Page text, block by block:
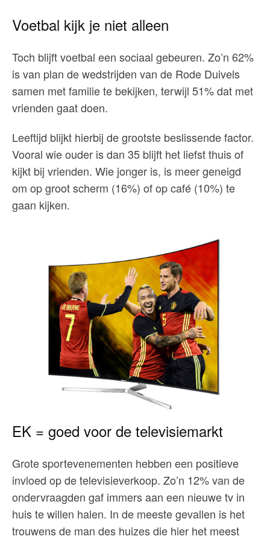
Voetbal kijk je niet alleen
Toch blijft voetbal een sociaal gebeuren. Zo’n 62%
is van plan de wedstrijden van de Rode Duivels
samen met familie te bekijken, terwijl 51% dat met
vrienden gaat doen.
Leeftijd blijkt hierbij de grootste beslissende factor.
Vooral wie ouder is dan 35 blijft het liefst thuis of
kijkt bij vrienden. Wie jonger is, is meer geneigd
om op groot scherm (16%) of op café (10%) te
gaan kijken.
EK = goed voor de televisiemarkt
Grote sportevenementen hebben een positieve
invloed op de televisieverkoop. Zo’n 12% van de
ondervraagden gaf immers aan een nieuwe tv in
huis te willen halen. In de meeste gevallen is het
trouwens de man des huizes die hier het meest